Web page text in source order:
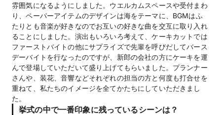
雰囲気になるようにしました。ウエルカムスペースや受付まわ
り、ペーパーアイテムのデザインは海をテーマに、BGMはふ
たりとも音楽が好きなのでお互いの好きな曲を交互に取り入れ
ることにしました。演出もいろいろ考えて、ケーキカットでは
ファーストバイトの他にサプライズで先輩を呼びだしてバース
デーバイトを行なったのですが、新郎の会社の方にケーキを運
んで登場していただいて盛り上げてもらいました。プランナー
さんや、装花、音響などそれぞれの担当の方と何度も打合せを
重ねて、私たちのイメージを全てかたちにしていただきまし
た。
挙式の中で一番印象に残っているシーンは？